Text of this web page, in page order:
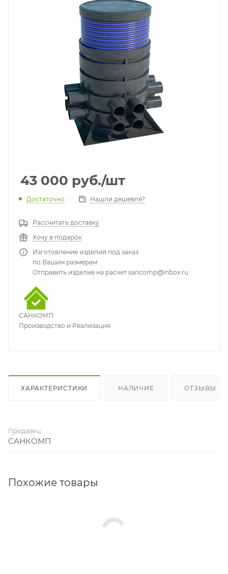
43 000 руб./шт
Достаточно Нашли дешевле?
Рассчитать доставку
Хочу в подарок
Изготовление изделий под заказ
по Вашим размерам
Отправить изделие на расчет sancomp@inbox.ru
САНКОМП
Производство и Реализация
ХАРАКТЕРИСТИКИ НАЛИЧИЕ ОТЗЫВЫ
Продавец
САНКОМП
Похожие товары